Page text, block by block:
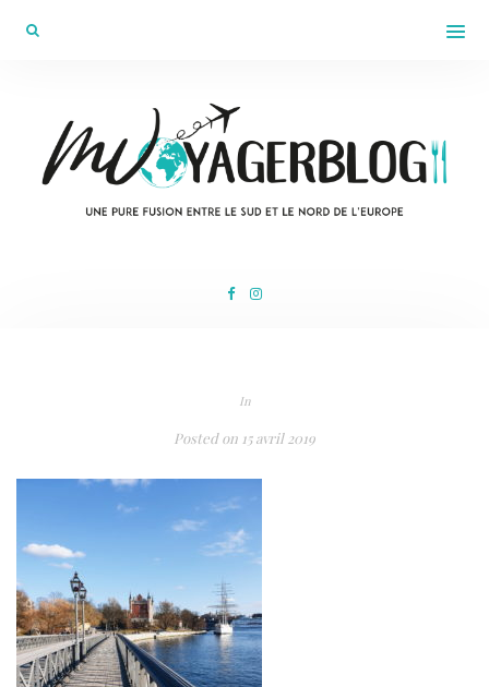
In
Posted on 15 avril 2019